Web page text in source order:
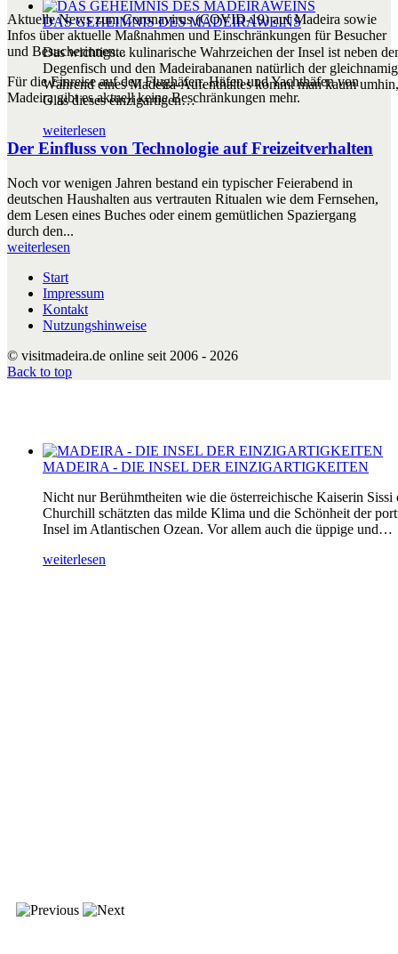
DAS GEHEIMNIS DES MADEIRAWEINS
Das wichtigste kulinarische Wahrzeichen der Insel ist neben
Degenfisch und den Madeirabananen natürlich der
Während eines Madeira-Aufenthaltes kommt man kaum
Glas dieses einzigartigen…
weiterlesen
MADEIRA - DIE INSEL DER EINZIGARTIGKEITEN
Nicht nur Berühmtheiten wie die österreichische Kaiserin Sissi
Churchill schätzten das milde Klima und die Schönheit der
Insel im Atlantischen Ozean. Vor allem auch die üppige und…
weiterlesen
Aktuelle News zum Coronavirus (COVID-19) auf Madeira sowie
Infos über aktuelle Maßnahmen und Einschränkungen für Besucher
und Besucherinnen...
Für die Einreise auf den Flughäfen, Häfen und Yachthäfen von
Madeira gibt es aktuell keine Beschränkungen mehr.
Der Einfluss von Technologie auf Freizeitverhalten
Noch vor wenigen Jahren bestand ein typischer Feierabend in
deutschen Haushalten aus vertrauten Ritualen wie dem Fernsehen,
dem Lesen eines Buches oder einem gemütlichen Spaziergang
durch den...
weiterlesen
Start
Impressum
Kontakt
Nutzungshinweise
© visitmadeira.de online seit 2006 - 2026
Back to top